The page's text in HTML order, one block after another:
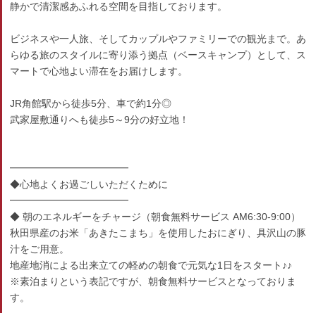
静かで清潔感あふれる空間を目指しております。
ビジネスや一人旅、そしてカップルやファミリーでの観光まで。あ
らゆる旅のスタイルに寄り添う拠点（ベースキャンプ）として、ス
マートで心地よい滞在をお届けします。
JR角館駅から徒歩5分、車で約1分◎
武家屋敷通りへも徒歩5～9分の好立地！
━━━━━━━━━━━━
◆心地よくお過ごしいただくために
━━━━━━━━━━━━
◆ 朝のエネルギーをチャージ（朝食無料サービス AM6:30-9:00）
秋田県産のお米「あきたこまち」を使用したおにぎり、具沢山の豚
汁をご用意。
地産地消による出来立ての軽めの朝食で元気な1日をスタート♪♪
※素泊まりという表記ですが、朝食無料サービスとなっておりま
す。